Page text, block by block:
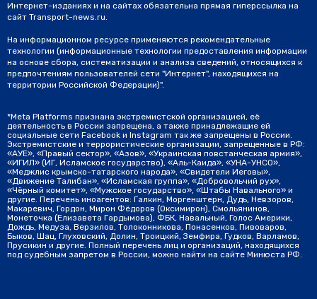
Интернет-изданиях и на сайтах обязательна прямая гиперссылка на
сайт Transport-news.ru.
На информационном ресурсе применяются рекомендательные
технологии (информационные технологии предоставления информации
на основе сбора, систематизации и анализа сведений, относящихся к
предпочтениям пользователей сети "Интернет", находящихся на
территории Российской Федерации)".
*Meta Platforms признана экстремистской организацией, её
деятельность в России запрещена, а также принадлежащие ей
социальные сети Facebook и Instagram так же запрещены в России.
Экстремистские и террористические организации, запрещенные в РФ:
«АУЕ», «Правый сектор», «Азов», «Украинская повстанческая армия»,
«ИГИЛ» (ИГ, Исламское государство), «Аль-Каида», «УНА-УНСО»,
«Меджлис крымско-татарского народа», «Свидетели Иеговы»,
«Движение Талибан», «Исламская группа», «Добровольчий рух»,
«Чёрный комитет», «Мужское государство», «Штабы Навального» и
другие. Перечень иноагентов: Галкин, Моргенштерн, Дудь, Невзоров,
Макаревич, Гордон, Мирон Фёдоров (Оксимирон), Смольянинов,
Монеточка (Елизавета Гардымова), ФБК, Навальный, Голос Америки,
Дождь, Медуза, Верзилов, Толоконникова, Понасенков, Пивоваров,
Быков, Шац, Глуховский, Долин, Троицкий, Земфира, Гудков, Варламов,
Прусикин и другие. Полный перечень лиц и организаций, находящихся
под судебным запретом в России, можно найти на сайте Минюста РФ.